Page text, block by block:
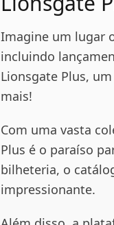
Imagine um lugar
incluindo
Lionsgate Plus,
mais!
Com uma vasta
Plus é o paraíso
bilheteria, o
impressionante.